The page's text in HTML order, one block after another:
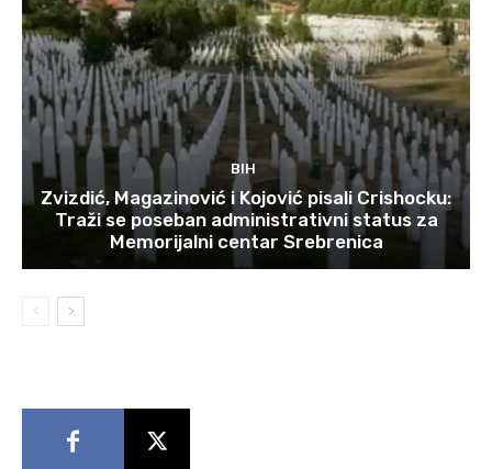
BIH
Zvizdić, Magazinović i Kojović pisali Crishocku:
Traži se poseban administrativni status za
Memorijalni centar Srebrenica